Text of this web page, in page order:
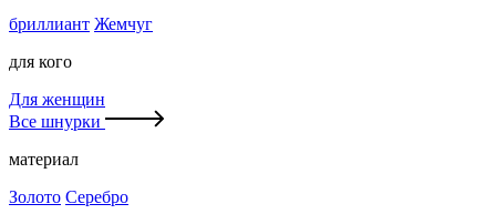
бриллиант Жемчуг
для кого
Для женщин
Все шнурки
материал
Золото Серебро